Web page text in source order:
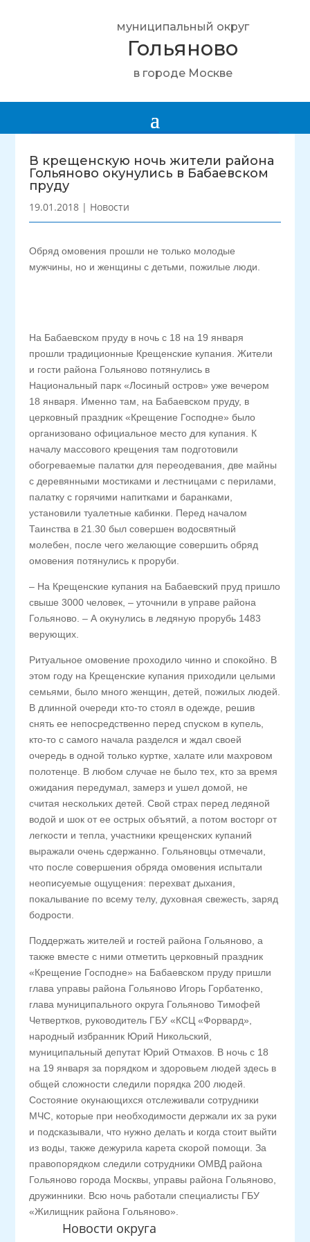
муниципальный округ
Гольяново
в городе Москве
Новости округа
В крещенскую ночь жители района
Гольяново окунулись в Бабаевском
пруду
19.01.2018 | Новости
Обряд омовения прошли не только молодые
мужчины, но и женщины с детьми, пожилые люди.
На Бабаевском пруду в ночь с 18 на 19 января
прошли традиционные Крещенские купания. Жители
и гости района Гольяново потянулись в
Национальный парк «Лосиный остров» уже вечером
18 января. Именно там, на Бабаевском пруду, в
церковный праздник «Крещение Господне» было
организовано официальное место для купания. К
началу массового крещения там подготовили
обогреваемые палатки для переодевания, две майны
с деревянными мостиками и лестницами с перилами,
палатку с горячими напитками и баранками,
установили туалетные кабинки. Перед началом
Таинства в 21.30 был совершен водосвятный
молебен, после чего желающие совершить обряд
омовения потянулись к проруби.
– На Крещенские купания на Бабаевский пруд пришло
свыше 3000 человек, – уточнили в управе района
Гольяново. – А окунулись в ледяную прорубь 1483
верующих.
Ритуальное омовение проходило чинно и спокойно. В
этом году на Крещенские купания приходили целыми
семьями, было много женщин, детей, пожилых людей.
В длинной очереди кто-то стоял в одежде, решив
снять ее непосредственно перед спуском в купель,
кто-то с самого начала разделся и ждал своей
очередь в одной только куртке, халате или махровом
полотенце. В любом случае не было тех, кто за время
ожидания передумал, замерз и ушел домой, не
считая нескольких детей. Свой страх перед ледяной
водой и шок от ее острых объятий, а потом восторг от
легкости и тепла, участники крещенских купаний
выражали очень сдержанно. Гольяновцы отмечали,
что после совершения обряда омовения испытали
неописуемые ощущения: перехват дыхания,
покалывание по всему телу, духовная свежесть, заряд
бодрости.
Поддержать жителей и гостей района Гольяново, а
также вместе с ними отметить церковный праздник
«Крещение Господне» на Бабаевском пруду пришли
глава управы района Гольяново Игорь Горбатенко,
глава муниципального округа Гольяново Тимофей
Четвертков, руководитель ГБУ «КСЦ «Форвард»,
народный избранник Юрий Никольский,
муниципальный депутат Юрий Отмахов. В ночь с 18
на 19 января за порядком и здоровьем людей здесь в
общей сложности следили порядка 200 людей.
Состояние окунающихся отслеживали сотрудники
МЧС, которые при необходимости держали их за руки
и подсказывали, что нужно делать и когда стоит выйти
из воды, также дежурила карета скорой помощи. За
правопорядком следили сотрудники ОМВД района
Гольяново города Москвы, управы района Гольяново,
дружинники. Всю ночь работали специалисты ГБУ
«Жилищник района Гольяново».